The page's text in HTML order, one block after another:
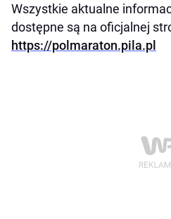
Wszystkie aktualne
dostępne są na oficjalnej
https://polmaraton.pila.pl